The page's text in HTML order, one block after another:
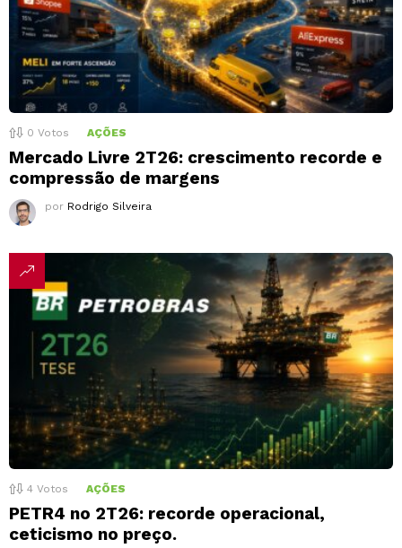
0 Votos AÇÕES
Mercado Livre 2T26: crescimento recorde e
compressão de margens
por Rodrigo Silveira
4 Votos AÇÕES
PETR4 no 2T26: recorde operacional,
ceticismo no preço.